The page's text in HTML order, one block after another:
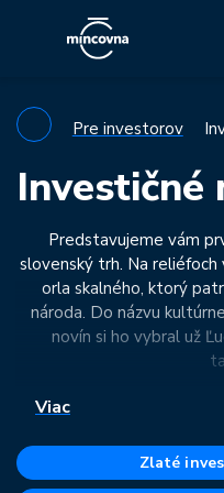
Pre investorov
Investičné
Predstavujeme vám
slovenský trh. Na
orla skalného, ktorý
národa. Do názvu
novín si ho vybral už
Nesmrteľnosť orlovi ako
legendárnym veršom:
podolia…”. Tento
Viac
Zlaté